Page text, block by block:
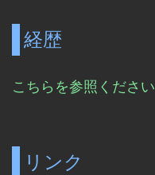
経歴
こちらを参照ください
リンク